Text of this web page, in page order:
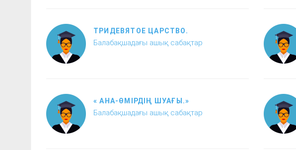
ТРИДЕВЯТОЕ ЦАРСТВО.
Балабақшадағы ашық сабақтар
« АНА-ӨМІРДІҢ ШУАҒЫ.»
Балабақшадағы ашық сабақтар